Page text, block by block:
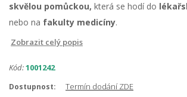
skvělou pomůckou, která se hodí do
nebo na fakulty medicíny.
Zobrazit celý popis
Kód:1001242
Dostupnost: Termín dodání ZDE